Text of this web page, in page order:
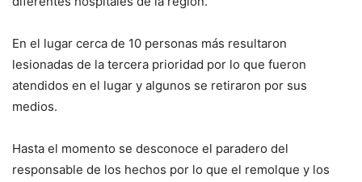
En el lugar cerca de 10 personas más resultaron
lesionadas de la tercera prioridad por lo que fueron
atendidos en el lugar y algunos se retiraron por sus
medios.
Hasta el momento se desconoce el paradero del
responsable de los hechos por lo que el remolque y los